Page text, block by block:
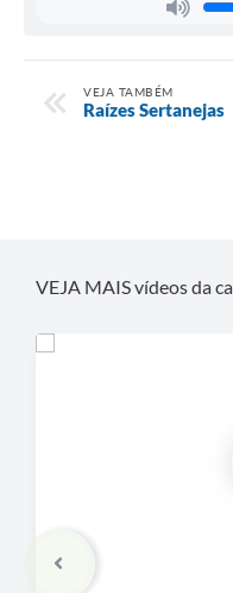
VEJA TAMBÉM
Raízes Sertanejas
VEJA MAIS vídeos da